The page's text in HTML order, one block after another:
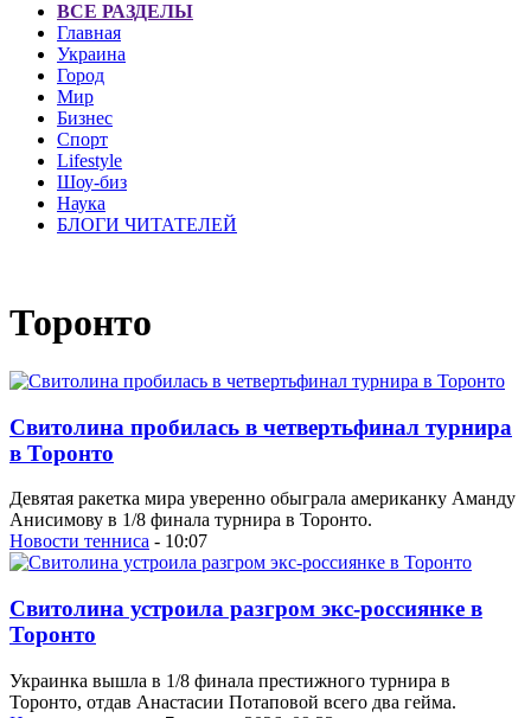
ВСЕ РАЗДЕЛЫ
Главная
Украина
Город
Мир
Бизнес
Спорт
Lifestyle
Шоу-биз
Наука
БЛОГИ ЧИТАТЕЛЕЙ
Торонто
Свитолина пробилась в четвертьфинал турнира
в Торонто
Девятая ракетка мира уверенно обыграла американку Аманду
Анисимову в 1/8 финала турнира в Торонто.
Новости тенниса - 10:07
Свитолина устроила разгром экс-россиянке в
Торонто
Украинка вышла в 1/8 финала престижного турнира в
Торонто, отдав Анастасии Потаповой всего два гейма.